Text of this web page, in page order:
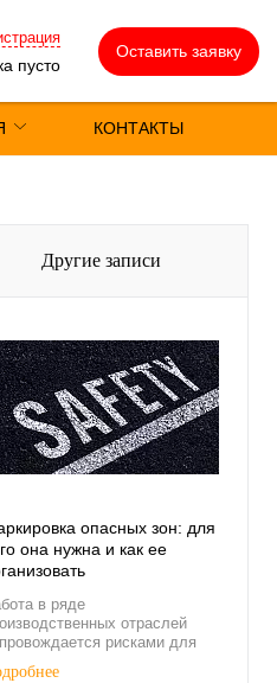
пусто
Оставить заявку
КОНТАКТЫ
Другие записи
опасных зон: для
она нужна и как ее
в ряде
отраслей
рисками для
или даже жизни.